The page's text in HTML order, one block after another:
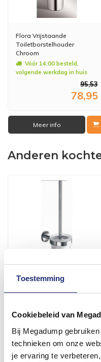
Toestemming
Cookiebeleid van
Bij Megadump
technieken om onze
je ervaring te
Flora Vrijstaande
Toiletborstelhouder
Chroom
Vóór 14:00 besteld,
volgende werkdag in huis
95,53
78,95
Meer info
Anderen
Toiletborstel Set Rond
Binnen 1 week geleverd
65,34
54,00